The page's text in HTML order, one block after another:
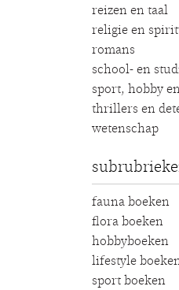
reizen en taal
religie en
romans
school- en
sport, hobby
thrillers en
wetenschap
fauna boeken
flora boeken
hobbyboeken
lifestyle
sport boeken